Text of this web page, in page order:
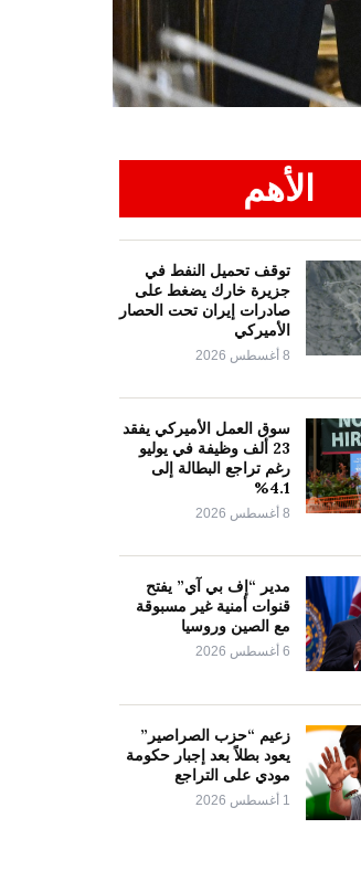
الأهم
توقف تحميل النفط في
جزيرة خارك يضغط على
صادرات إيران تحت الحصار
الأميركي
8 أغسطس 2026
سوق العمل الأميركي يفقد
23 ألف وظيفة في يوليو
رغم تراجع البطالة إلى
4.1%
8 أغسطس 2026
مدير “إف بي آي” يفتح
قنوات أمنية غير مسبوقة
مع الصين وروسيا
6 أغسطس 2026
زعيم “حزب الصراصير”
يعود بطلاً بعد إجبار حكومة
مودي على التراجع
1 أغسطس 2026